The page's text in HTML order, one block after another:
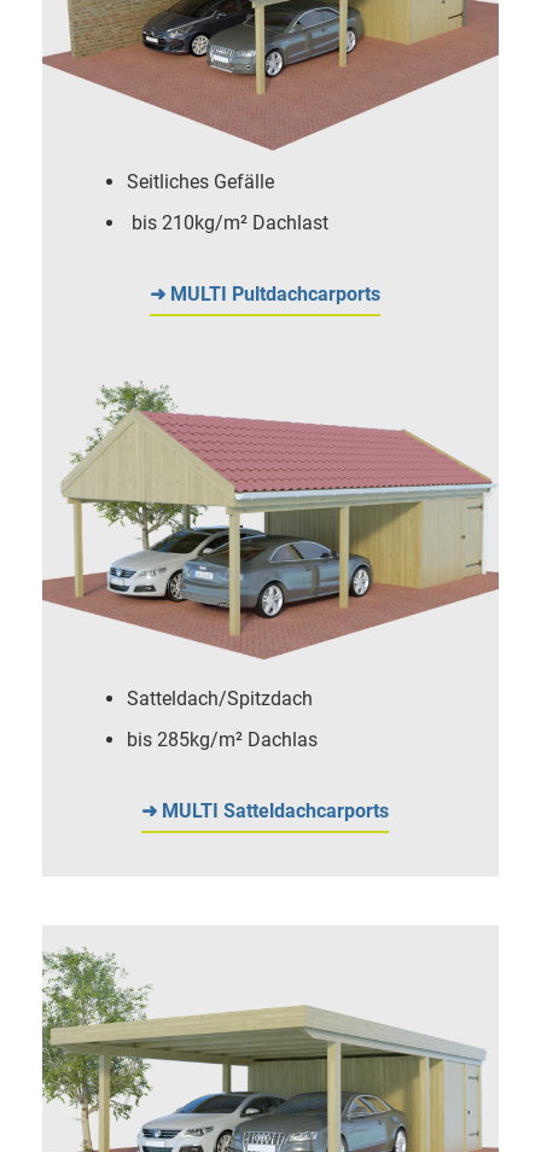
Seitliches Gefälle
bis 210kg/m² Dachlast
➜ MULTI Pultdachcarports
Satteldach/Spitzdach
bis 285kg/m² Dachlas
➜ MULTI Satteldachcarports